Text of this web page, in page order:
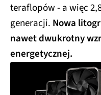
teraflopów - a więc
generacji. Nowa
nawet dwukrotny
energetycznej.